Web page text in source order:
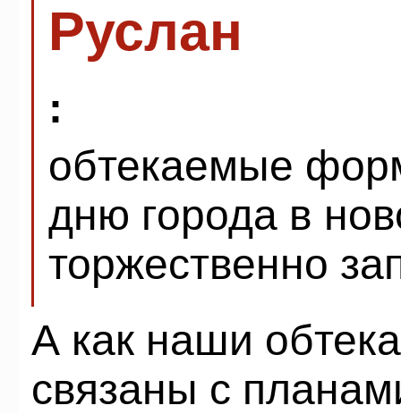
Руслан
:
обтекаемые
дню города в
торжественно
А как наши
связаны с